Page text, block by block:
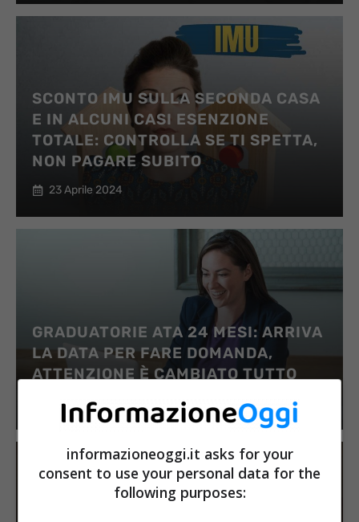
SCONTO IMU SULLA SECONDA CASA
E IN ALCUNI CASI ESENZIONE
TOTALE: CONTROLLA SE TI SPETTA,
NON PAGARE SUBITO
23 Aprile 2024
GRADUATORIE ATA 24 MESI: ARRIVA
LA DATA PER FARE DOMANDA,
ATTENZIONE È CAMBIATO TUTTO
22 Aprile 2024
informazioneoggi.it asks for your
consent to use your personal data for the
following purposes: